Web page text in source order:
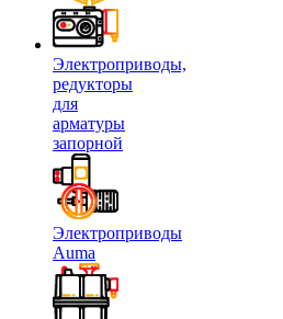
Электроприводы,
редукторы
для
арматуры
запорной
Электроприводы
Auma